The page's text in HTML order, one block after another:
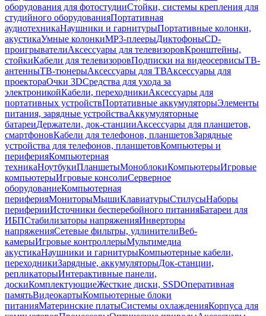
оборудования для фотостудииСтойки, системы крепления для
студийного оборудованияПортативная
аудиотехникаНаушники и гарнитурыПортативные колонки,
акустикаУмные колонкиMP3-плеерыДиктофоныCD-
проигрывателиАксессуары для телевизоровКронштейны,
стойкиКабели для телевизоровПодписки на видеосервисыТВ-
антенныТВ-тюнерыАксессуары для ТВАксессуары для
проектораОчки 3DСредства для ухода за
электроникойКабели, переходникиАксессуары для
портативных устройствПортативные аккумуляторыЭлементы
питания, зарядные устройстваАккумуляторные
батареиДержатели, док-станцииАксессуары для планшетов,
смартфоновКабели для телефонов, планшетовЗарядные
устройства для телефонов, планшетовКомпьютеры и
периферияКомпьютерная
техникаНоутбукиПланшетыМоноблокиКомпьютерыИгровые
компьютерыИгровые консолиСерверное
оборудованиеКомпьютерная
периферияМониторыМышиКлавиатурыСтилусыНаборы
периферииИсточники бесперебойного питанияБатареи для
ИБПСтабилизаторы напряженияИнверторы
напряженияСетевые фильтры, удлинителиВеб-
камерыИгровые контроллерыМультимедиа
акустикаНаушники и гарнитурыКомпьютерные кабели,
переходникиЗарядные, аккумуляторыДок-станции,
репликаторыИнтерактивные панели,
доскиКомплектующиеЖесткие диски, SSDОперативная
памятьВидеокартыКомпьютерные блоки
питанияМатеринские платыСистемы охлажденияКорпуса для